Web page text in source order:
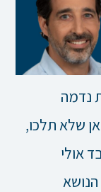
נדמה
שלא תלכו,
אולי